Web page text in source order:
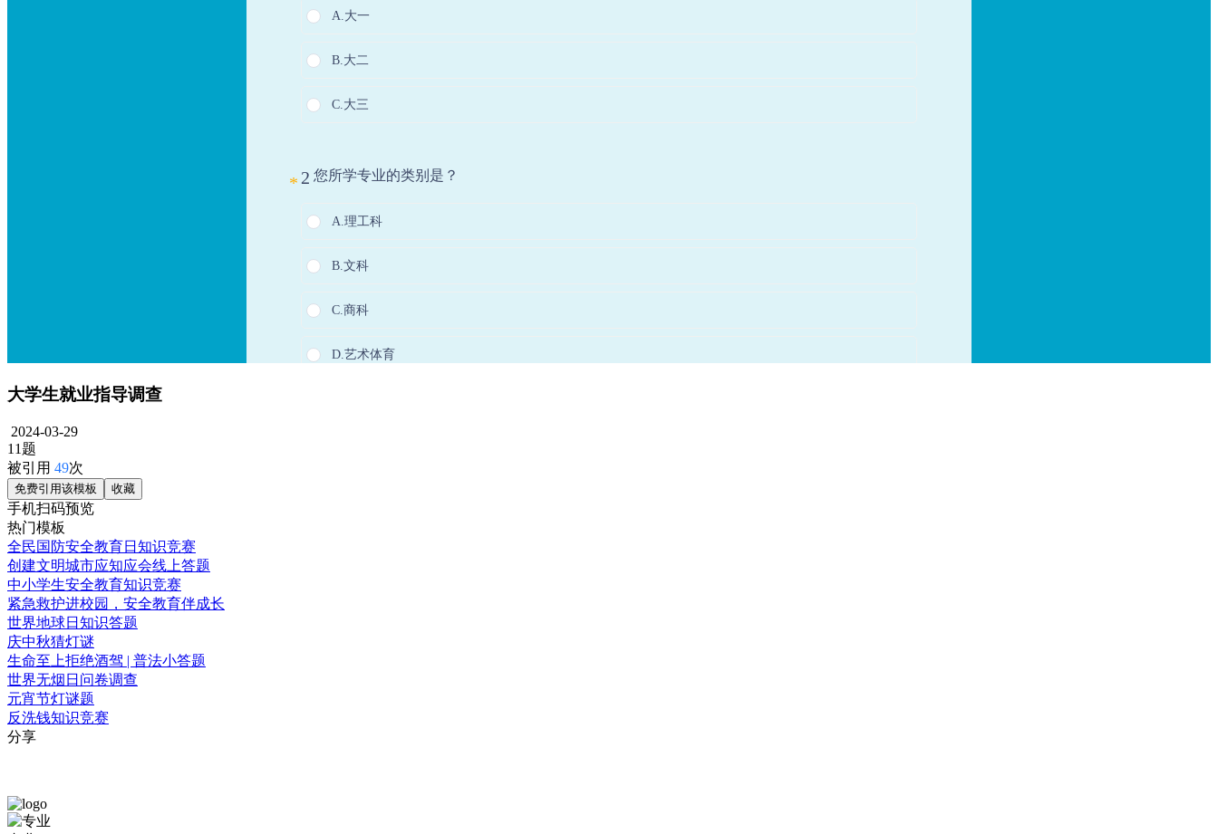
大学生就业指导调查
2024-03-29
11题
被引用 49次
免费引用该模板 收藏
手机扫码预览
热门模板
全民国防安全教育日知识竞赛
创建文明城市应知应会线上答题
中小学生安全教育知识竞赛
紧急救护进校园，安全教育伴成长
世界地球日知识答题
庆中秋猜灯谜
生命至上拒绝酒驾 | 普法小答题
世界无烟日问卷调查
元宵节灯谜题
反洗钱知识竞赛
分享
免
大